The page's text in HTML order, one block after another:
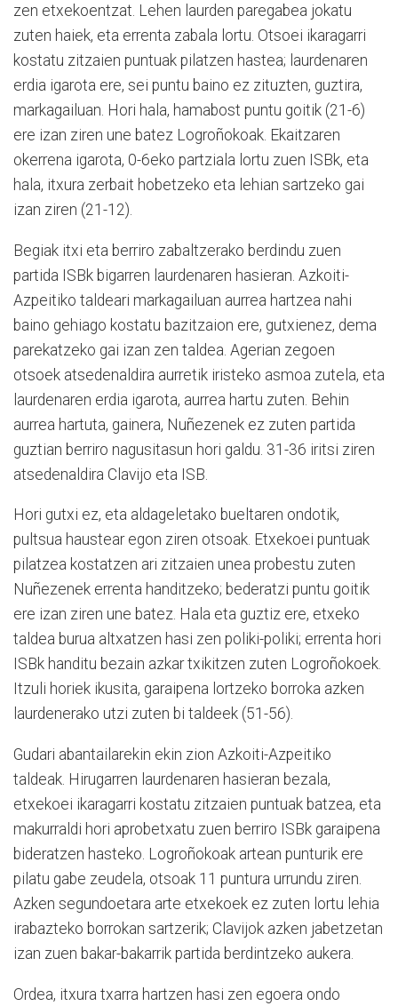
zen etxekoentzat. Lehen laurden paregabea jokatu
zuten haiek, eta errenta zabala lortu. Otsoei ikaragarri
kostatu zitzaien puntuak pilatzen hastea; laurdenaren
erdia igarota ere, sei puntu baino ez zituzten, guztira,
markagailuan. Hori hala, hamabost puntu goitik (21-6)
ere izan ziren une batez Logroñokoak. Ekaitzaren
okerrena igarota, 0-6eko partziala lortu zuen ISBk, eta
hala, itxura zerbait hobetzeko eta lehian sartzeko gai
izan ziren (21-12).
Begiak itxi eta berriro zabaltzerako berdindu zuen
partida ISBk bigarren laurdenaren hasieran. Azkoiti-
Azpeitiko taldeari markagailuan aurrea hartzea nahi
baino gehiago kostatu bazitzaion ere, gutxienez, dema
parekatzeko gai izan zen taldea. Agerian zegoen
otsoek atsedenaldira aurretik iristeko asmoa zutela, eta
laurdenaren erdia igarota, aurrea hartu zuten. Behin
aurrea hartuta, gainera, Nuñezenek ez zuten partida
guztian berriro nagusitasun hori galdu. 31-36 iritsi ziren
atsedenaldira Clavijo eta ISB.
Hori gutxi ez, eta aldageletako bueltaren ondotik,
pultsua haustear egon ziren otsoak. Etxekoei puntuak
pilatzea kostatzen ari zitzaien unea probestu zuten
Nuñezenek errenta handitzeko; bederatzi puntu goitik
ere izan ziren une batez. Hala eta guztiz ere, etxeko
taldea burua altxatzen hasi zen poliki-poliki; errenta hori
ISBk handitu bezain azkar txikitzen zuten Logroñokoek.
Itzuli horiek ikusita, garaipena lortzeko borroka azken
laurdenerako utzi zuten bi taldeek (51-56).
Gudari abantailarekin ekin zion Azkoiti-Azpeitiko
taldeak. Hirugarren laurdenaren hasieran bezala,
etxekoei ikaragarri kostatu zitzaien puntuak batzea, eta
makurraldi hori aprobetxatu zuen berriro ISBk garaipena
bideratzen hasteko. Logroñokoak artean punturik ere
pilatu gabe zeudela, otsoak 11 puntura urrundu ziren.
Azken segundoetara arte etxekoek ez zuten lortu lehia
irabazteko borrokan sartzerik; Clavijok azken jabetzetan
izan zuen bakar-bakarrik partida berdintzeko aukera.
Ordea, itxura txarra hartzen hasi zen egoera ondo